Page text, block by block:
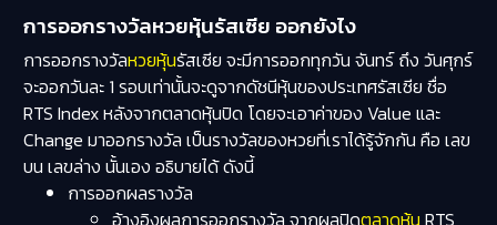
การออกรางวัลหวยหุ้นรัสเซีย ออกยังไง
การออกรางวัลหวยหุ้นรัสเซีย จะมีการออกทุกวัน จันทร์ ถึง วันศุกร์
จะออกวันละ 1 รอบเท่านั้นจะดูจากดัชนีหุ้นของประเทศรัสเซีย ชื่อ
RTS Index หลังจากตลาดหุ้นปิด โดยจะเอาค่าของ Value และ
Change มาออกรางวัล เป็นรางวัลของหวยที่เราได้รู้จักกัน คือ เลข
บน เลขล่าง นั้นเอง อธิบายได้ ดังนี้
การออกผลรางวัล
อ้างอิงผลการออกรางวัล จากผลปิดตลาดหุ้น RTS